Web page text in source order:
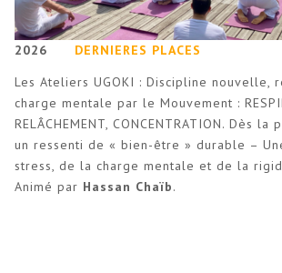
2026
DERNIERES PLACES
Les Ateliers UGOKI : Discipline nouvelle,
charge mentale par le Mouvement :
RELÂCHEMENT, CONCENTRATION. Dès la
un ressenti de « bien-être » durable –
stress, de la charge mentale et de la
Animé par Hassan Chaïb.